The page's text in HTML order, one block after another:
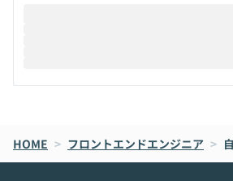
メルカリでの判断基準をもとに「なぜ
oworkの基本的な機能をご紹介いただ
す。 続く公開デモでは、実際にCoworkを
HOME > フロントエンドエンジニア >